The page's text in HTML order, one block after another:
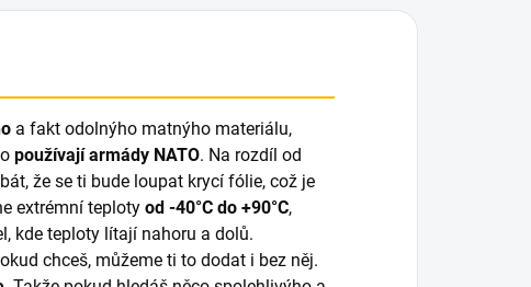
a fakt odolnýho matnýho materiálu,
používají armády NATO. Na rozdíl od
že se ti bude loupat krycí fólie, což je
extrémní teploty od -40°C do +90°C,
kde teploty lítají nahoru a dolů.
chceš, můžeme ti to dodat i bez něj.